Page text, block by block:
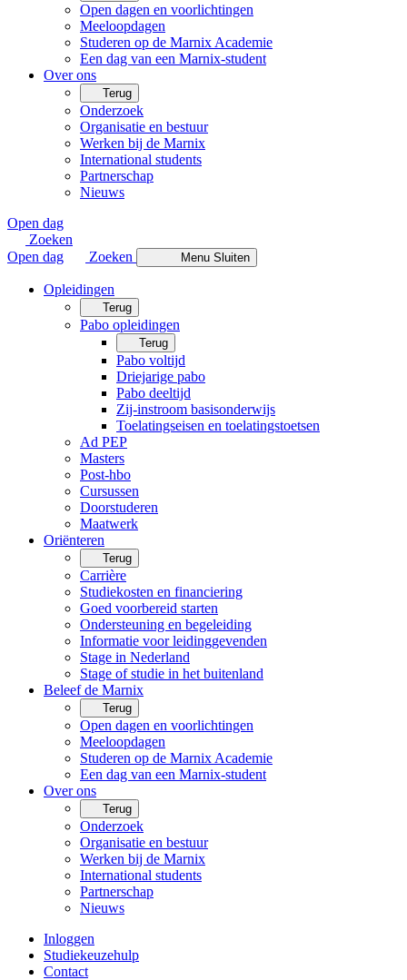
Open dagen en voorlichtingen
Meeloopdagen
Studeren op de Marnix Academie
Een dag van een Marnix-student
Over ons
Terug
Onderzoek
Organisatie en bestuur
Werken bij de Marnix
International students
Partnerschap
Nieuws
Open dag
Zoeken
Open dag
Zoeken Menu Sluiten
Opleidingen
Terug
Pabo opleidingen
Terug
Pabo voltijd
Driejarige pabo
Pabo deeltijd
Zij-instroom basisonderwijs
Toelatingseisen en toelatingstoetsen
Ad PEP
Masters
Post-hbo
Cursussen
Doorstuderen
Maatwerk
Oriënteren
Terug
Carrière
Studiekosten en financiering
Goed voorbereid starten
Ondersteuning en begeleiding
Informatie voor leidinggevenden
Stage in Nederland
Stage of studie in het buitenland
Beleef de Marnix
Terug
Open dagen en voorlichtingen
Meeloopdagen
Studeren op de Marnix Academie
Een dag van een Marnix-student
Over ons
Terug
Onderzoek
Organisatie en bestuur
Werken bij de Marnix
International students
Partnerschap
Nieuws
Inloggen
Studiekeuzehulp
Contact